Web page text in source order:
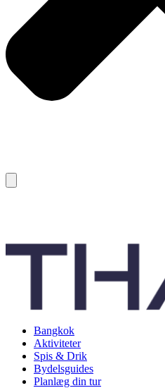
Bangkok
Aktiviteter
Spis & Drik
Bydelsguides
Planlæg din tur